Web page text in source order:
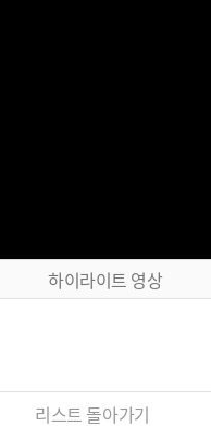
하이라이트 영상
리스트 돌아가기